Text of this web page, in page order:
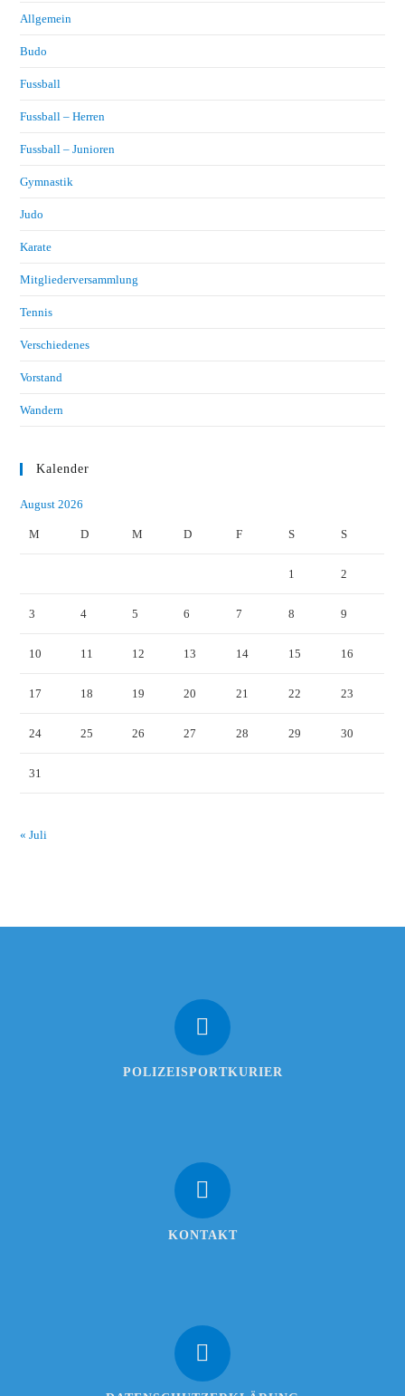
Allgemein
Budo
Fussball
Fussball – Herren
Fussball – Junioren
Gymnastik
Judo
Karate
Mitgliederversammlung
Tennis
Verschiedenes
Vorstand
Wandern
Kalender
August 2026
M D M D F S S
1 2
3 4 5 6 7 8 9
10 11 12 13 14 15 16
17 18 19 20 21 22 23
24 25 26 27 28 29 30
31
« Juli
POLIZEISPORTKURIER
KONTAKT